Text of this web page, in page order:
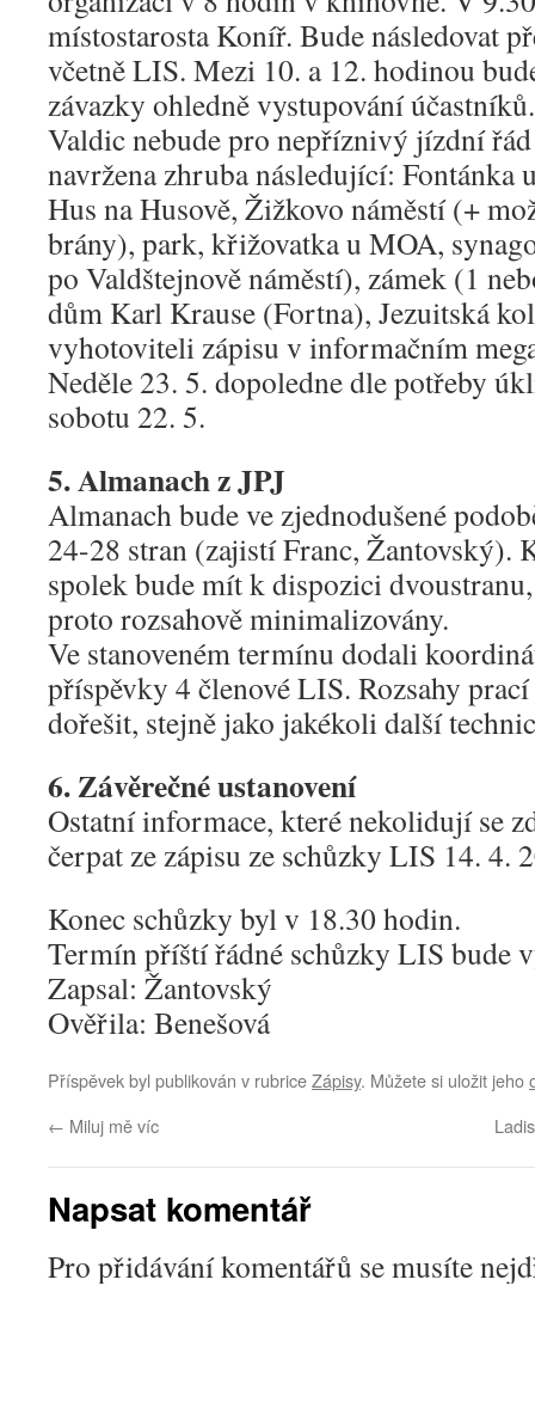
místostarosta Koníř. Bude následovat
včetně LIS. Mezi 10. a 12. hodinou
závazky ohledně vystupování
Valdic nebude pro nepříznivý jízdní řád
navržena zhruba následující: Fontánka
Hus na Husově, Žižkovo náměstí (+
brány), park, křižovatka u MOA,
po Valdštejnově náměstí), zámek (1
dům Karl Krause (Fortna), Jezuitská
vyhotoviteli zápisu v informačním
Neděle 23. 5. dopoledne dle potřeby
sobotu 22. 5.
5. Almanach z JPJ
Almanach bude ve zjednodušené
24-28 stran (zajistí Franc, Žantovský).
spolek bude mít k dispozici
proto rozsahově minimalizovány.
Ve stanoveném termínu dodali
příspěvky 4 členové LIS. Rozsahy
dořešit, stejně jako jakékoli další
6. Závěrečné ustanovení
Ostatní informace, které nekolidují se
čerpat ze zápisu ze schůzky LIS 14. 4.
Konec schůzky byl v 18.30 hodin.
Termín příští řádné schůzky LIS bude
Zapsal: Žantovský
Ověřila: Benešová
Příspěvek byl publikován v rubriceZápisy. Můžete si uložit jeho
← Miluj mě víc
Napsat komentář
Pro přidávání komentářů se musíte